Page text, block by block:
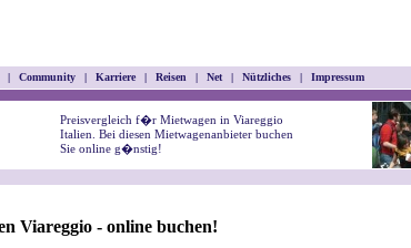
| Community | Karriere | Reisen | Net | Nützliches | Impressum
Preisvergleich f�r Mietwagen in Viareggio
Italien. Bei diesen Mietwagenanbieter buchen
Sie online g�nstig!
Viareggio - online buchen!